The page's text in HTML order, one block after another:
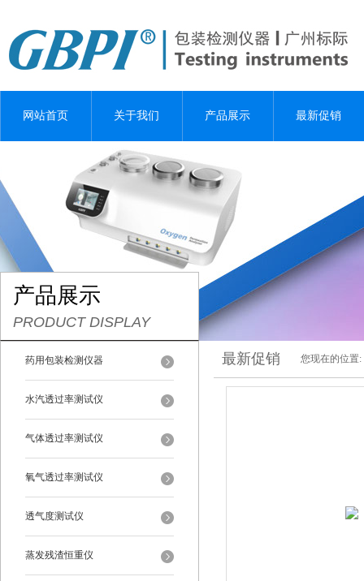
网站首页 关于我们 产品展示 最新促销
产品展示
PRODUCT DISPLAY
药用包装检测仪器
水汽透过率测试仪
气体透过率测试仪
氧气透过率测试仪
透气度测试仪
蒸发残渣恒重仪
最新促销 您现在的位置: